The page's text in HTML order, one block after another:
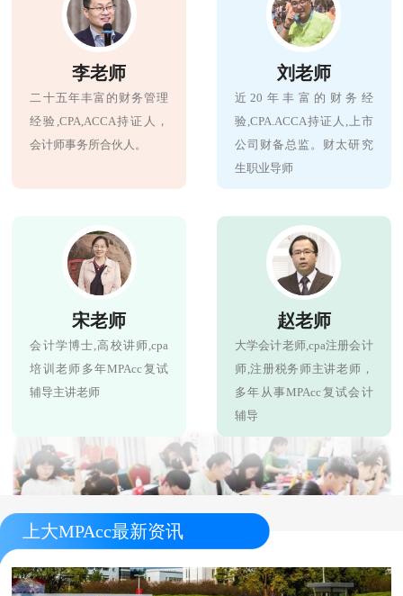
李老师
二十五年丰富的财务管理
经验,CPA,ACCA持证人，
会计师事务所合伙人。
刘老师
近20年丰富的财务经
验,CPA.ACCA持证人,上市
公司财备总监。财太研究
生职业导师
宋老师
会计学博士,高校讲师,cpa
培训老师多年MPAcc复试
辅导主讲老师
赵老师
大学会计老师,cpa注册会计
师,注册税务师主讲老师，
多年从事MPAcc复试会计
辅导
上大MPAcc最新资讯